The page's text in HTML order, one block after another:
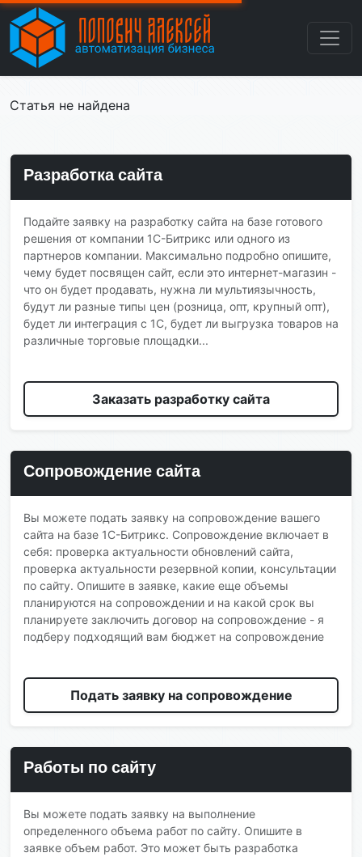
Статья не найдена
Разработка сайта
Подайте заявку на разработку сайта на базе готового
решения от компании 1С-Битрикс или одного из
партнеров компании. Максимально подробно опишите,
чему будет посвящен сайт, если это интернет-магазин -
что он будет продавать, нужна ли мультиязычность,
будут ли разные типы цен (розница, опт, крупный опт),
будет ли интеграция с 1С, будет ли выгрузка товаров на
различные торговые площадки...
Заказать разработку сайта
Сопровождение сайта
Вы можете подать заявку на сопровождение вашего
сайта на базе 1С-Битрикс. Сопровождение включает в
себя: проверка актуальности обновлений сайта,
проверка актуальности резервной копии, консультации
по сайту. Опишите в заявке, какие еще объемы
планируются на сопровождении и на какой срок вы
планируете заключить договор на сопровождение - я
подберу подходящий вам бюджет на сопровождение
Подать заявку на сопровождение
Работы по сайту
Вы можете подать заявку на выполнение
определенного объема работ по сайту. Опишите в
заявке объем работ. Это может быть разработка